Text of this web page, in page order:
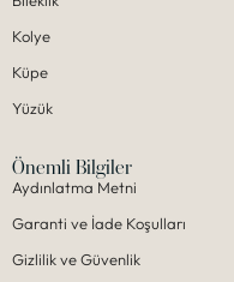
Kolye
Küpe
Yüzük
Önemli Bilgiler
Aydınlatma Metni
Garanti ve İade Koşulları
Gizlilik ve Güvenlik